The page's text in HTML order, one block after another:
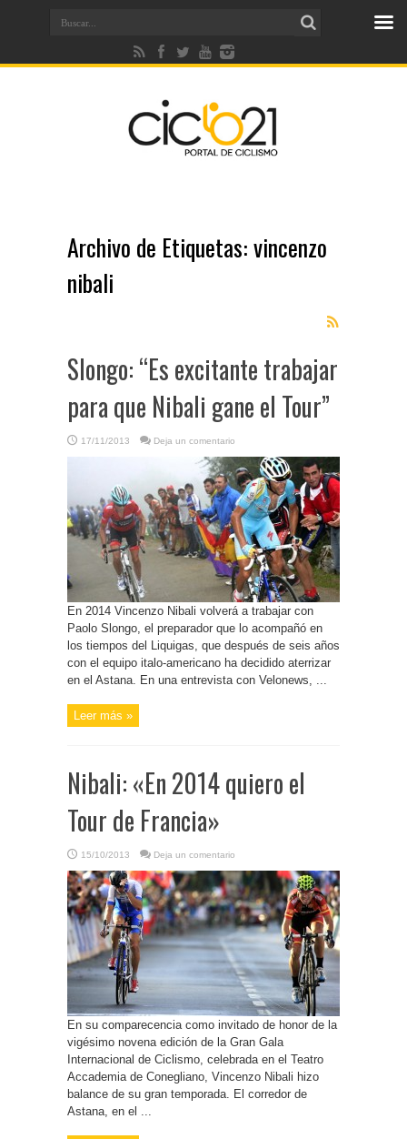
Archivo de Etiquetas:vincenzo
nibali
Slongo: “Es excitante trabajar
para que Nibali gane el Tour”
17/11/2013 Deja un comentario
En 2014 Vincenzo Nibali volverá a trabajar con
Paolo Slongo, el preparador que lo acompañó en
los tiempos del Liquigas, que después de seis años
con el equipo italo-americano ha decidido aterrizar
en el Astana. En una entrevista con Velonews, ...
Leer más »
Nibali: «En 2014 quiero el
Tour de Francia»
15/10/2013 Deja un comentario
En su comparecencia como invitado de honor de la
vigésimo novena edición de la Gran Gala
Internacional de Ciclismo, celebrada en el Teatro
Accademia de Conegliano, Vincenzo Nibali hizo
balance de su gran temporada. El corredor de
Astana, en el ...